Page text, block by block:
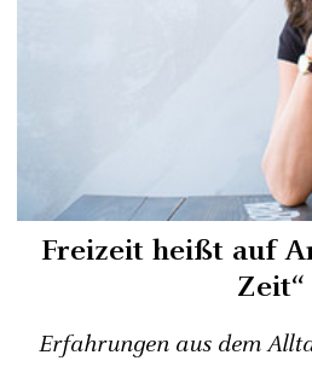
Freizeit heißt auf
Zeit“
Erfahrungen aus dem